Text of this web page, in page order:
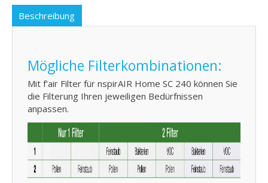
Beschreibung
Mögliche Filterkombinationen:
Mit f'air Filter für nspirAIR Home SC 240 können Sie
die Filterung Ihren jeweiligen Bedürfnissen
anpassen.